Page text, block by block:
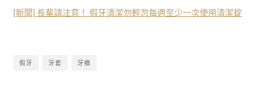
[新聞] 長輩請注意！ 假牙清潔勿輕忽每週至少一次使用清潔錠
假牙 牙套 牙橋